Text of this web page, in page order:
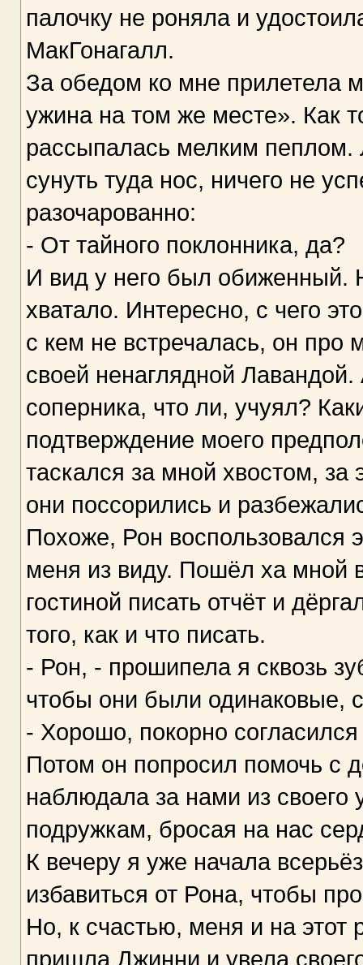
палочку не роняла и
МакГонагалл.
За обедом ко мне прилетела
ужина на том же месте». Как
рассыпалась мелким
сунуть туда нос, ничего не
разочарованно:
- От тайного поклонника, да?
И вид у него был обиженный.
хватало. Интересно, с чего
с кем не встречалась, он про
своей ненаглядной
соперника, что ли, учуял?
подтверждение моего
таскался за мной хвостом,
они поссорились и
Похоже, Рон воспользовался
меня из виду. Пошёл ха мной
гостиной писать отчёт и
того, как и что писать.
- Рон, - прошипела я сквозь
чтобы они были одинаковые,
- Хорошо, покорно
Потом он попросил помочь с
наблюдала за нами из своего
подружкам, бросая на нас
К вечеру я уже начала
избавиться от Рона, чтобы
Но, к счастью, меня и на
пришла Джинни и увела